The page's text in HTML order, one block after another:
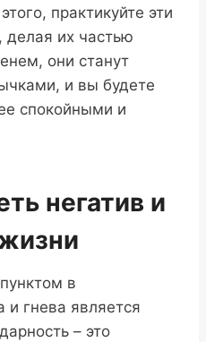
практикуйте эти
делая их частью
они станут
и вы будете
спокойными и
негатив и
в
и гнева является
– это